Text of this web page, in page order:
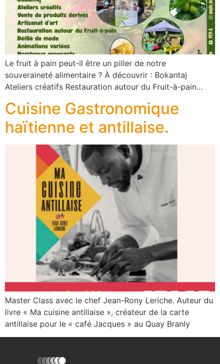
Le fruit à pain peut-il être un piller de notre
souveraineté alimentaire ? À découvrir : Bokantaj
Ateliers créatifs Restauration autour du Fruit-à-pain…
Cuisine Gastronomique
haïtienne et antillaise.
Master Class avec le chef Jean-Rony Leriche. Auteur du
livre « Ma cuisine antillaise », créateur de la carte
antillaise pour le « café Jacques » au Quay Branly